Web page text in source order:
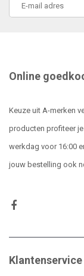
Online
Keuze uit A-merken
producten profiteer
werkdag voor 16:00
jouw bestelling ook
Klantenservice